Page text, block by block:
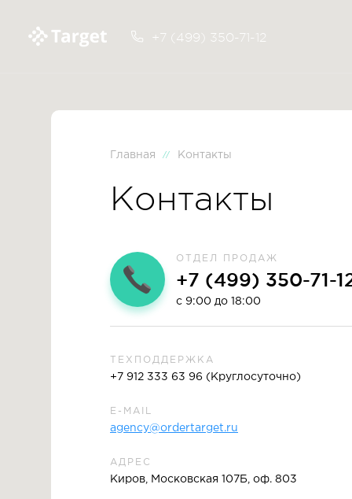
+7 (499) 350-71-12
Главная // Контакты
Контакты
ОТДЕЛ ПРОДАЖ
+7 (499) 350-71-
c 9:00 до 18:00
ТЕХПОДДЕРЖКА
+7 912 333 63 96 (Круглосуточно)
E-MAIL
agency@ordertarget.ru
АДРЕС
Киров, Московская 107Б, оф. 803